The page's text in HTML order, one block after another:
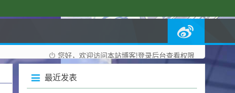
您好，欢迎访问本站博客!登录后台查看权限
最近发表